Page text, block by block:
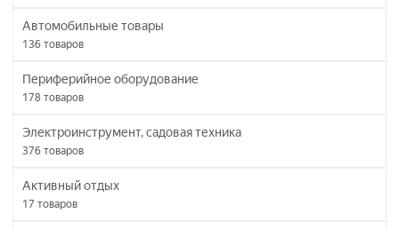
Автомобильные товары
136 товаров
Периферийное оборудование
178 товаров
Электроинструмент, садовая техника
376 товаров
Активный отдых
17 товаров